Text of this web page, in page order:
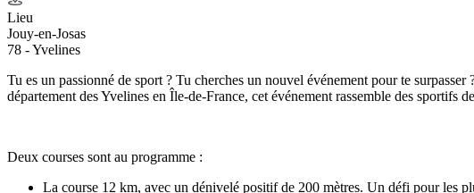
Lieu
Jouy-en-Josas
78 - Yvelines
Tu es un passionné de sport ? Tu cherches un nouvel événement pour te
département des Yvelines en Île-de-France, cet événement rassemble des sportifs
Deux courses sont au programme :
La course 12 km, avec un dénivelé positif de 200 mètres. Un défi pour les